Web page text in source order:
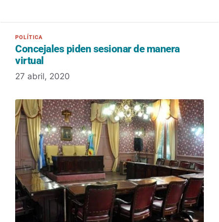
Concejales piden sesionar de manera
virtual
27 abril, 2020